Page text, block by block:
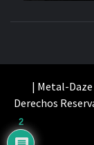
| Metal-
Derechos
2